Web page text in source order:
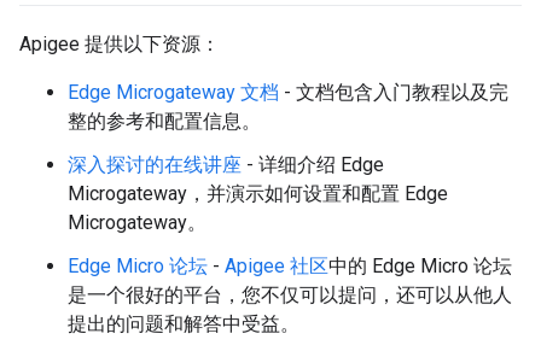
Apigee 提供以下资源：
Edge Microgateway 文档 - 文档包含入门教程以及完
整的参考和配置信息。
深入探讨的在线讲座 - 详细介绍 Edge
Microgateway，并演示如何设置和配置 Edge
Microgateway。
Edge Micro 论坛 - Apigee 社区中的 Edge Micro 论坛
是一个很好的平台，您不仅可以提问，还可以从他人
提出的问题和解答中受益。